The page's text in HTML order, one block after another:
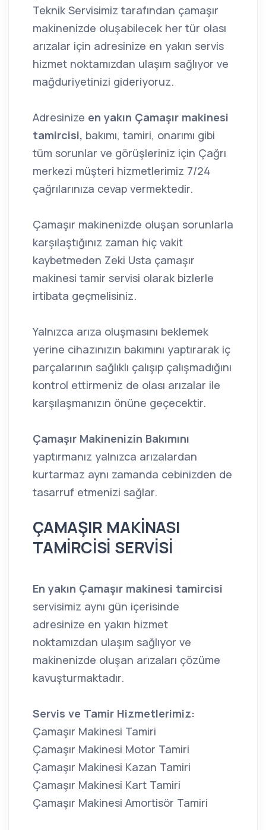
Teknik Servisimiz tarafından çamaşır
makinenizde oluşabilecek her tür olası
arızalar için adresinize en yakın servis
hizmet noktamızdan ulaşım sağlıyor ve
mağduriyetinizi gideriyoruz.
Adresinize en yakın Çamaşır makinesi
tamircisi, bakımı, tamiri, onarımı gibi
tüm sorunlar ve görüşleriniz için Çağrı
merkezi müşteri hizmetlerimiz 7/24
çağrılarınıza cevap vermektedir.
Çamaşır makinenizde oluşan sorunlarla
karşılaştığınız zaman hiç vakit
kaybetmeden Zeki Usta çamaşır
makinesi tamir servisi olarak bizlerle
irtibata geçmelisiniz.
Yalnızca arıza oluşmasını beklemek
yerine cihazınızın bakımını yaptırarak iç
parçalarının sağlıklı çalışıp çalışmadığını
kontrol ettirmeniz de olası arızalar ile
karşılaşmanızın önüne geçecektir.
Çamaşır Makinenizin Bakımını
yaptırmanız yalnızca arızalardan
kurtarmaz aynı zamanda cebinizden de
tasarruf etmenizi sağlar.
ÇAMAŞIR MAKİNASI
TAMİRCİSİ SERVİSİ
En yakın Çamaşır makinesi tamircisi
servisimiz aynı gün içerisinde
adresinize en yakın hizmet
noktamızdan ulaşım sağlıyor ve
makinenizde oluşan arızaları çözüme
kavuşturmaktadır.
Servis ve Tamir Hizmetlerimiz:
Çamaşır Makinesi Tamiri
Çamaşır Makinesi Motor Tamiri
Çamaşır Makinesi Kazan Tamiri
Çamaşır Makinesi Kart Tamiri
Çamaşır Makinesi Amortisör Tamiri